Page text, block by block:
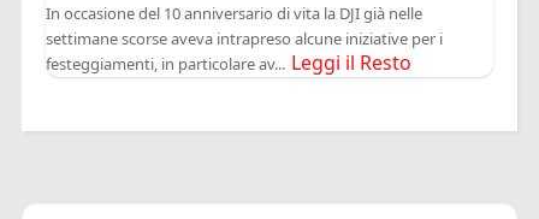
In occasione del 10 anniversario di vita la DJI già nelle
settimane scorse aveva intrapreso alcune iniziative per i
festeggiamenti, in particolare av... Leggi il Resto